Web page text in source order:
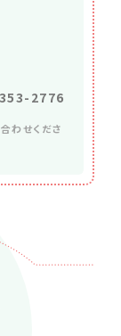
2776
わせくださ